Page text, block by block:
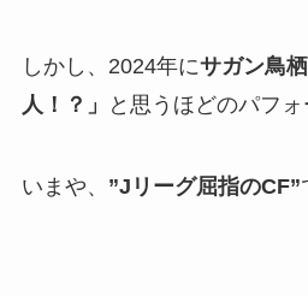
しかし、2024年にサガン鳥栖
人！？」
と思うほどのパフォ
いまや、 ”Jリーグ屈指のCF”